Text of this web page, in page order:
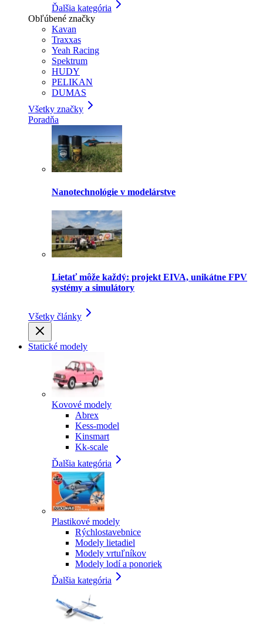
Ďalšia kategória
Obľúbené značky
Kavan
Traxxas
Yeah Racing
Spektrum
HUDY
PELIKAN
DUMAS
Všetky značky
Poradňa
Nanotechnológie v modelárstve
Lietať môže každý: projekt EIVA, unikátne FPV
systémy a simulátory
Všetky články
Statické modely
Kovové modely
Abrex
Kess-model
Kinsmart
Kk-scale
Ďalšia kategória
Plastikové modely
Rýchlostavebnice
Modely lietadiel
Modely vrtuľníkov
Modely lodí a ponoriek
Ďalšia kategória